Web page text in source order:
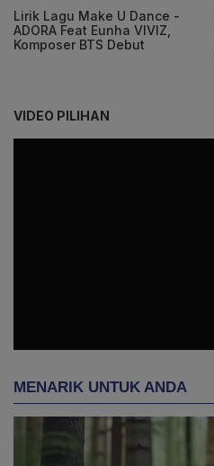
Lirik Lagu Make U Dance -
ADORA Feat Eunha VIVIZ,
Komposer BTS Debut
VIDEO PILIHAN